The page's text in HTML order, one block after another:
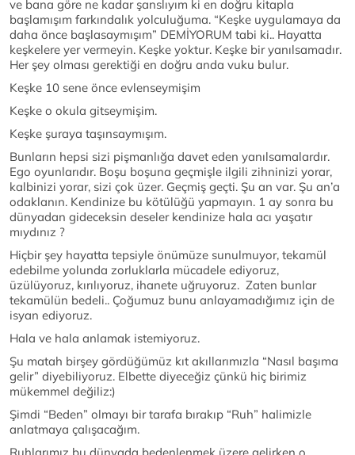
ve bana göre ne kadar şanslıyım ki en doğru kitapla
başlamışım farkındalık yolculuğuma. “Keşke uygulamaya da
daha önce başlasaymışım” DEMİYORUM tabi ki.. Hayatta
keşkelere yer vermeyin. Keşke yoktur. Keşke bir yanılsamadır.
Her şey olması gerektiği en doğru anda vuku bulur.
Keşke 10 sene önce evlenseymişim
Keşke o okula gitseymişim.
Keşke şuraya taşınsaymışım.
Bunların hepsi sizi pişmanlığa davet eden yanılsamalardır.
Ego oyunlarıdır. Boşu boşuna geçmişle ilgili zihninizi yorar,
kalbinizi yorar, sizi çok üzer. Geçmiş geçti. Şu an var. Şu an’a
odaklanın. Kendinize bu kötülüğü yapmayın. 1 ay sonra bu
dünyadan gideceksin deseler kendinize hala acı yaşatır
mıydınız ?
Hiçbir şey hayatta tepsiyle önümüze sunulmuyor, tekamül
edebilme yolunda zorluklarla mücadele ediyoruz,
üzülüyoruz, kırılıyoruz, ihanete uğruyoruz. Zaten bunlar
tekamülün bedeli.. Çoğumuz bunu anlayamadığımız için de
isyan ediyoruz.
Hala ve hala anlamak istemiyoruz.
Şu matah birşey gördüğümüz kıt akıllarımızla “Nasıl başıma
gelir” diyebiliyoruz. Elbette diyeceğiz çünkü hiç birimiz
mükemmel değiliz:)
Şimdi “Beden” olmayı bir tarafa bırakıp “Ruh” halimizle
anlatmaya çalışacağım.